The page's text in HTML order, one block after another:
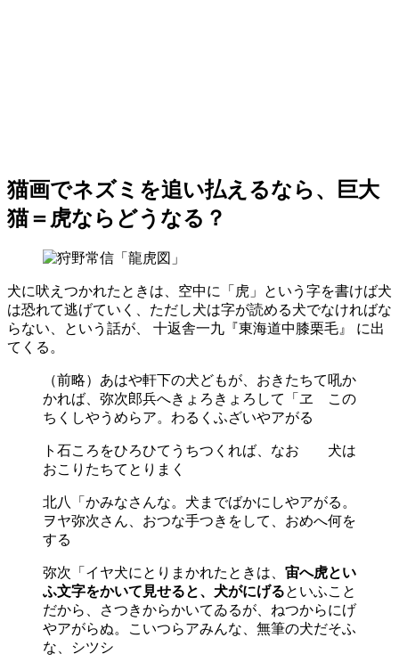
猫画でネズミを追い払えるなら、巨大
猫＝虎ならどうなる？
犬に吠えつかれたときは、空中に「虎」という字を書けば犬
は恐れて逃げていく、ただし犬は字が読める犬でなければな
らない、という話が、 十返舎一九『東海道中膝栗毛』 に出
てくる。
（前略）あはや軒下の犬どもが、おきたちて吼か
かれば、弥次郎兵へきょろきょろして「ヱゝこの
ちくしやうめらア。わるくふざいやアがる
ト石ころをひろひてうちつくれば、なおゝゝ犬は
おこりたちてとりまく
北八「かみなさんな。犬までばかにしやアがる。
ヲヤ弥次さん、おつな手つきをして、おめへ何を
する
弥次「イヤ犬にとりまかれたときは、 宙へ虎とい
ふ文字をかいて見せると、犬がにげるといふこと
だから、さつきからかいてゐるが、ねつからにげ
やアがらぬ。こいつらアみんな、無筆の犬だそふ
な、シツシゝゝ